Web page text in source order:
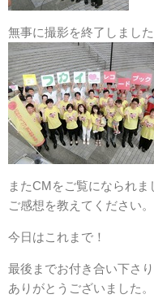
無事に撮影を終了しました
またCMをご覧になられま
ご感想を教えてください。
今日はこれまで！
最後までお付き合い下さり
ありがとうございました。